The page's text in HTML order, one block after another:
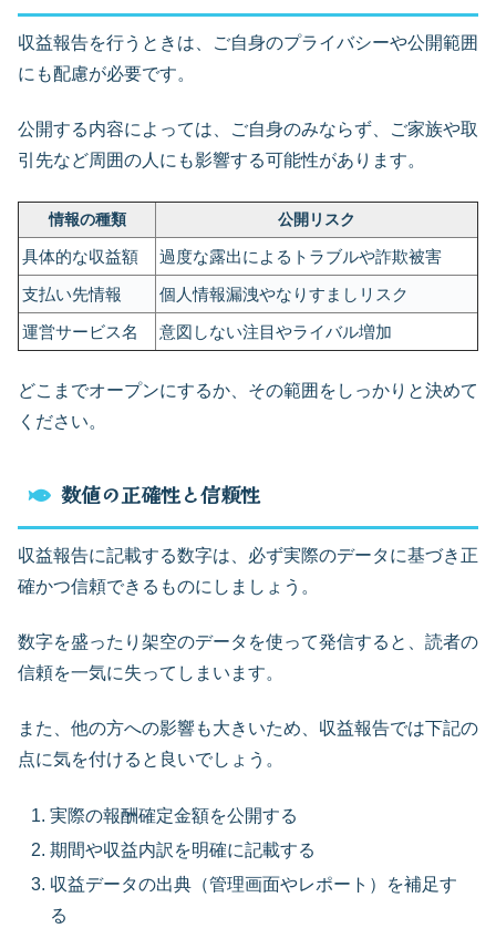
収益報告を行うときは、ご自身のプライバシーや公開範囲
にも配慮が必要です。
公開する内容によっては、ご自身のみならず、ご家族や取
引先など周囲の人にも影響する可能性があります。
情報の種類 公開リスク
具体的な収益額
過度な露出によるトラブルや詐欺被害
支払い先情報
個人情報漏洩やなりすましリスク
運営サービス名
意図しない注目やライバル増加
どこまでオープンにするか、その範囲をしっかりと決めて
ください。
数値の正確性と信頼性
収益報告に記載する数字は、必ず実際のデータに基づき正
確かつ信頼できるものにしましょう。
数字を盛ったり架空のデータを使って発信すると、読者の
信頼を一気に失ってしまいます。
また、他の方への影響も大きいため、収益報告では下記の
点に気を付けると良いでしょう。
実際の報酬確定金額を公開する
期間や収益内訳を明確に記載する
収益データの出典（管理画面やレポート）を補足す
る